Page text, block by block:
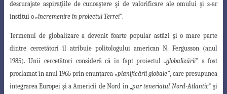
descurajate aspiraţiile de cunoaştere şi de valorificare ale omului şi s-ar
institui o „încremenire în proiectul Terrei”.
Termenul de globalizare a devenit foarte popular astăzi şi o mare parte
dintre cercetători îl atribuie politologului american N. Fergusson (anul
1985). Unii cercetători consideră că în fapt proiectul„globalizării” a fost
proclamat în anul 1965 prin enunţarea „planificării globale” , care presupunea
integrarea Europei şi a Americii de Nord în „ par teneriatul Nord-Atlantic”şi